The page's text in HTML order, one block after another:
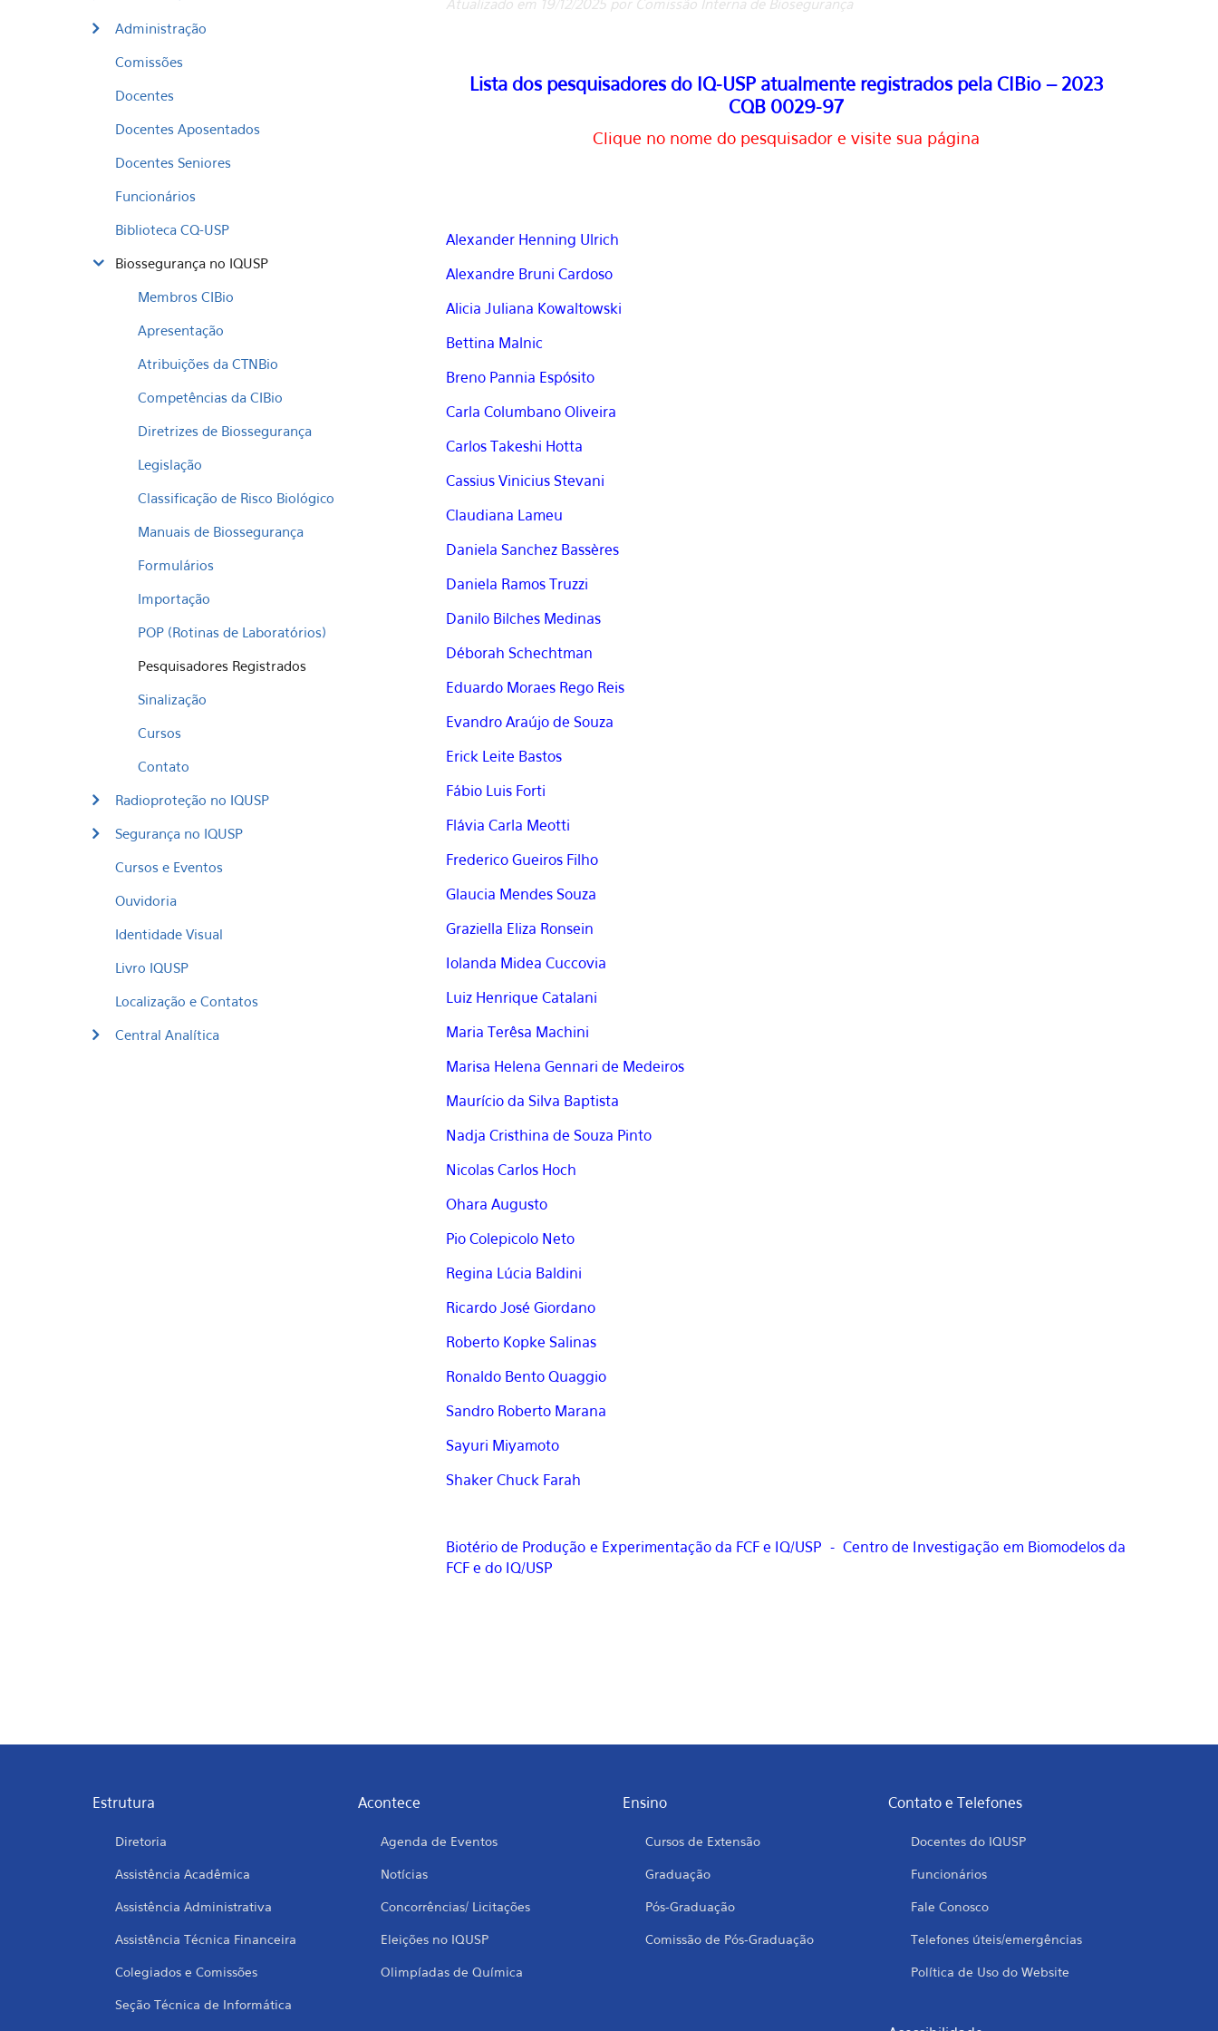
Administração
Comissões
Docentes
Docentes Aposentados
Docentes Seniores
Funcionários
Biblioteca CQ-USP
Biossegurança no IQUSP
Membros CIBio
Apresentação
Atribuições da CTNBio
Competências da CIBio
Diretrizes de Biossegurança
Legislação
Classificação de Risco Biológico
Manuais de Biossegurança
Formulários
Importação
POP (Rotinas de Laboratórios)
Pesquisadores Registrados
Sinalização
Cursos
Contato
Radioproteção no IQUSP
Segurança no IQUSP
Cursos e Eventos
Ouvidoria
Identidade Visual
Livro IQUSP
Localização e Contatos
Central Analítica
Atualizado em 19/12/2025 por Comissão Interna de Biosegurança
Lista dos pesquisadores do IQ-USP atualmente registrados pela CIBio – 2023
CQB 0029-97
Clique no nome do pesquisador e visite sua página
Alexander Henning Ulrich
Alexandre Bruni Cardoso
Alicia Juliana Kowaltowski
Bettina Malnic
Breno Pannia Espósito
Carla Columbano Oliveira
Carlos Takeshi Hotta
Cassius Vinicius Stevani
Claudiana Lameu
Daniela Sanchez Bassères
Daniela Ramos Truzzi
Danilo Bilches Medinas
Déborah Schechtman
Eduardo Moraes Rego Reis
Evandro Araújo de Souza
Erick Leite Bastos
Fábio Luis Forti
Flávia Carla Meotti
Frederico Gueiros Filho
Glaucia Mendes Souza
Graziella Eliza Ronsein
Iolanda Midea Cuccovia
Luiz Henrique Catalani
Maria Terêsa Machini
Marisa Helena Gennari de Medeiros
Maurício da Silva Baptista
Nadja Cristhina de Souza Pinto
Nicolas Carlos Hoch
Ohara Augusto
Pio Colepicolo Neto
Regina Lúcia Baldini
Ricardo José Giordano
Roberto Kopke Salinas
Ronaldo Bento Quaggio
Sandro Roberto Marana
Sayuri Miyamoto
Shaker Chuck Farah
Biotério de Produção e Experimentação da FCF e IQ/USP - Centro de Investigação em Biomodelos da
FCF e do IQ/USP
Estrutura
Diretoria
Assistência Acadêmica
Assistência Administrativa
Assistência Técnica Financeira
Colegiados e Comissões
Seção Técnica de Informática
Acontece
Agenda de Eventos
Notícias
Concorrências/ Licitações
Eleições no IQUSP
Olimpíadas de Química
Ensino
Cursos de Extensão
Graduação
Pós-Graduação
Comissão de Pós-Graduação
Contato e Telefones
Docentes do IQUSP
Funcionários
Fale Conosco
Telefones úteis/emergências
Política de Uso do Website